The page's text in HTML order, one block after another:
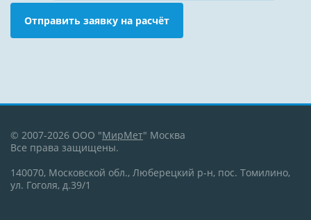
Отправить заявку на расчёт
© 2007-2026 ООО "МирМет" Москва
Все права защищены.
140070, Московской обл., Люберецкий р-н, пос. Томилино,
ул. Гоголя, д.39/1